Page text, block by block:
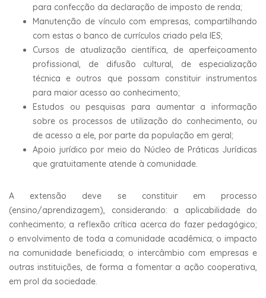
para confecção da declaração de imposto de renda;
Manutenção de vínculo com empresas, compartilhando
com estas o banco de currículos criado pela IES;
Cursos de atualização científica, de aperfeiçoamento
profissional, de difusão cultural, de especialização
técnica e outros que possam constituir instrumentos
para maior acesso ao conhecimento;
Estudos ou pesquisas para aumentar a informação
sobre os processos de utilização do conhecimento, ou
de acesso a ele, por parte da população em geral;
Apoio jurídico por meio do Núcleo de Práticas Jurídicas
que gratuitamente atende à comunidade.
A extensão deve se constituir em processo
(ensino/aprendizagem), considerando: a aplicabilidade do
conhecimento; a reflexão crítica acerca do fazer pedagógico;
o envolvimento de toda a comunidade acadêmica; o impacto
na comunidade beneficiada; o intercâmbio com empresas e
outras instituições, de forma a fomentar a ação cooperativa,
em prol da sociedade.